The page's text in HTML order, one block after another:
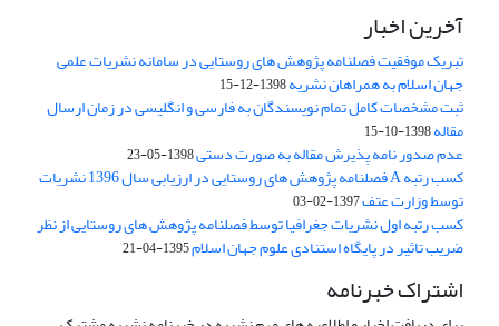
آخرین اخبار
تبریک موفقیت فصلنامه پژوهش های روستایی در سامانه نشریات علمی
جهان اسلام به همراهان نشریه1398-12-15
ثبت مشخصات کامل تمام نویسندگان به فارسی و انگلیسی در زمان ارسال
مقاله1398-10-15
عدم صدور نامه پذیرش مقاله به صورت دستی1398-05-23
کسب رتبه A فصلنامه پژوهش های روستایی در ارزیابی سال 1396 نشریات
توسط وزارت عتف1397-02-03
کسب رتبه اول نشریات جغرافیا توسط فصلنامه پژوهش های روستایی از نظر
ضریب تاثیر در پایگاه استنادی علوم جهان اسلام1395-04-21
اشتراک خبرنامه